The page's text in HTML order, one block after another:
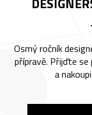
Osmý ročník
přípravě. Přijďte
a